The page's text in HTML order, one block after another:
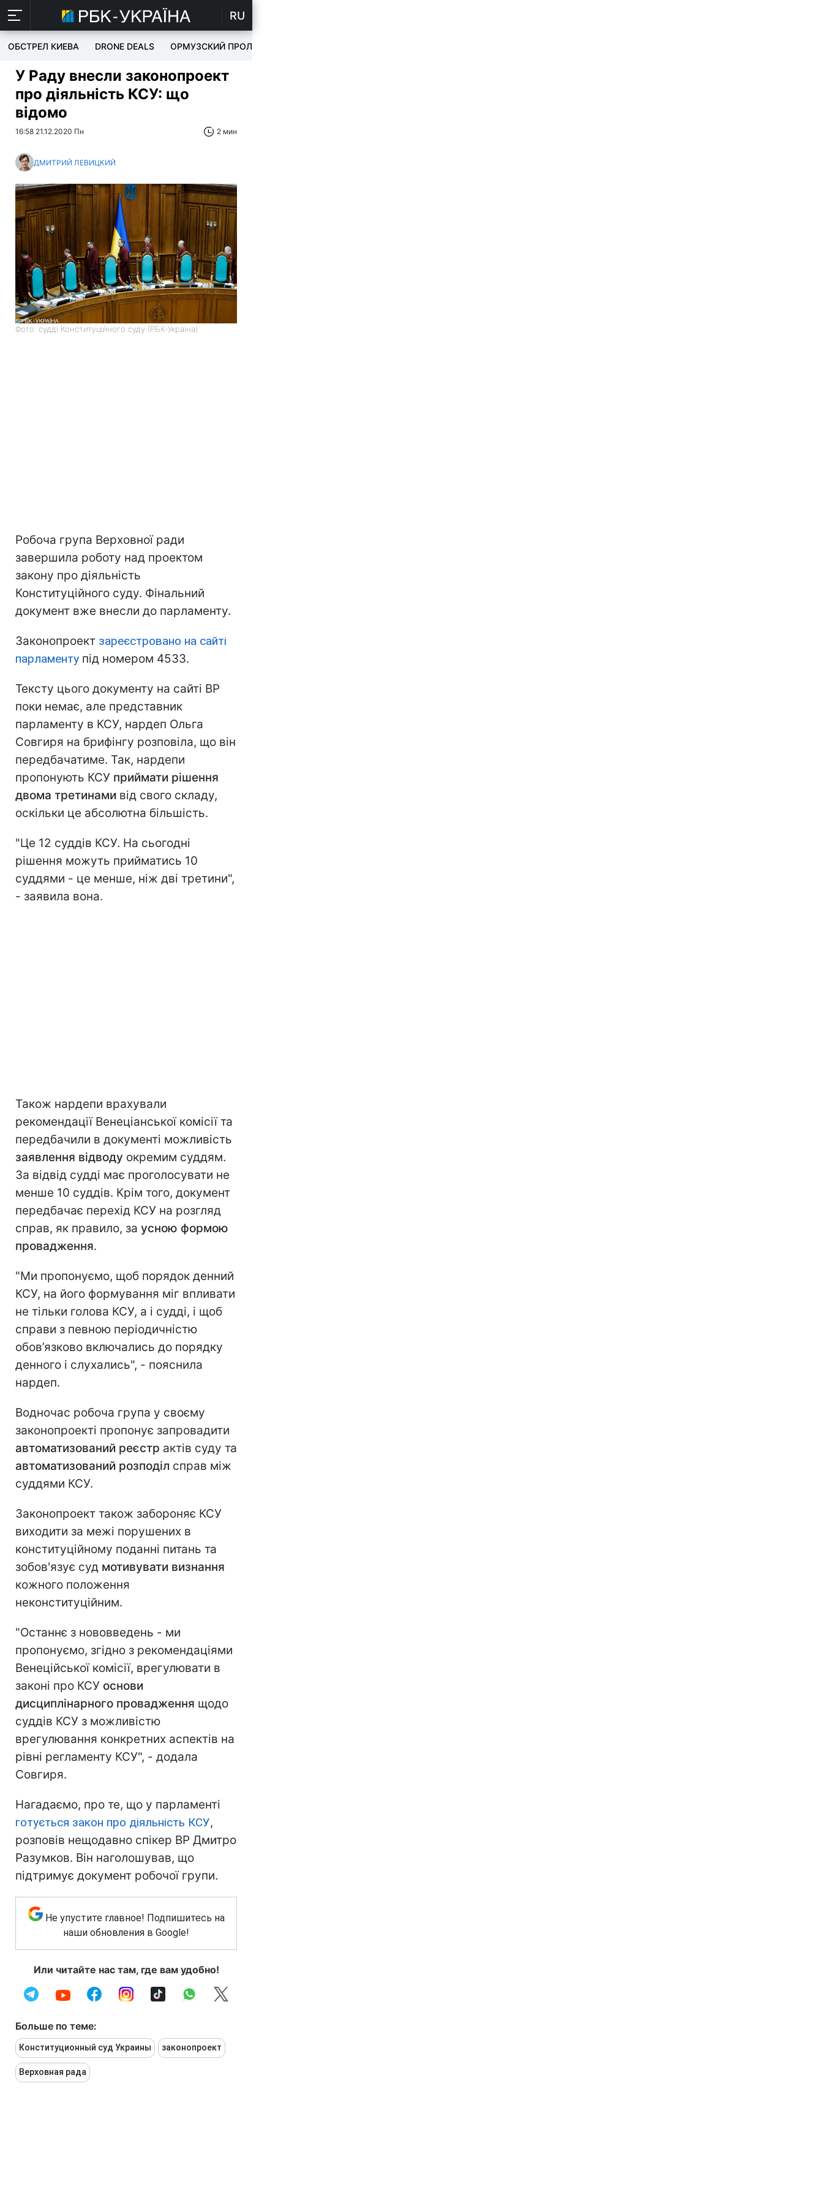
RU
ОБСТРЕЛ КИЕВА DRONE DEALS ОРМУЗСКИЙ ПРОЛИВ
У Раду внесли законопроект
про діяльність КСУ: що
відомо
16:58 21.12.2020 Пн 2 мин
ДМИТРИЙ ЛЕВИЦКИЙ
Фото: судді Конституційного суду (РБК-Україна)
Робоча група Верховної ради
завершила роботу над проектом
закону про діяльність
Конституційного суду. Фінальний
документ вже внесли до парламенту.
Законопроект зареєстровано на сайті
парламенту під номером 4533.
Тексту цього документу на сайті ВР
поки немає, але представник
парламенту в КСУ, нардеп Ольга
Совгиря на брифінгу розповіла, що він
передбачатиме. Так, нардепи
пропонують КСУ приймати рішення
двома третинами від свого складу,
оскільки це абсолютна більшість.
"Це 12 суддів КСУ. На сьогодні
рішення можуть прийматись 10
суддями - це менше, ніж дві третини",
- заявила вона.
Також нардепи врахували
рекомендації Венеціанської комісії та
передбачили в документі можливість
заявлення відводу окремим суддям.
За відвід судді має проголосувати не
менше 10 суддів. Крім того, документ
передбачає перехід КСУ на розгляд
справ, як правило, за усною формою
провадження.
"Ми пропонуємо, щоб порядок денний
КСУ, на його формування міг впливати
не тільки голова КСУ, а і судді, і щоб
справи з певною періодичністю
обов’язково включались до порядку
денного і слухались", - пояснила
нардеп.
Водночас робоча група у своєму
законопроекті пропонує запровадити
автоматизований реєстр актів суду та
автоматизований розподіл справ між
суддями КСУ.
Законопроект також забороняє КСУ
виходити за межі порушених в
конституційному поданні питань та
зобов'язує суд мотивувати визнання
кожного положення
неконституційним.
"Останнє з нововведень - ми
пропонуємо, згідно з рекомендаціями
Венеційської комісії, врегулювати в
законі про КСУ основи
дисциплінарного провадження щодо
суддів КСУ з можливістю
врегулювання конкретних аспектів на
рівні регламенту КСУ", - додала
Совгиря.
Нагадаємо, про те, що у парламенті
готується закон про діяльність КСУ,
розповів нещодавно спікер ВР Дмитро
Разумков. Він наголошував, що
підтримує документ робочої групи.
Не упустите главное! Подпишитесь на
наши обновления в Google!
Или читайте нас там, где вам удобно!
Больше по теме:
Конституционный суд Украины законопроект
Верховная рада